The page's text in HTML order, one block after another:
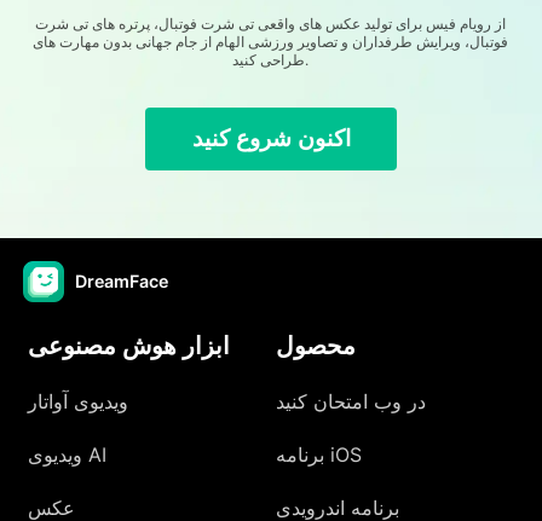
از رویام فیس برای تولید عکس های واقعی تی شرت فوتبال، پرتره های تی شرت
فوتبال، ویرایش طرفداران و تصاویر ورزشی الهام از جام جهانی بدون مهارت های
طراحی کنید.
اکنون شروع کنید
DreamFace
ابزار هوش مصنوعی
ویدیوی آواتار
ویدیوی AI
عکس
محصول
در وب امتحان کنید
برنامه iOS
برنامه اندرویدی